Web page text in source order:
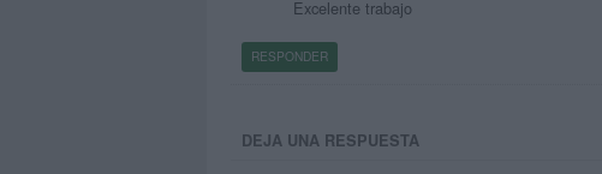
Excelente trabajo
RESPONDER
DEJA UNA RESPUESTA